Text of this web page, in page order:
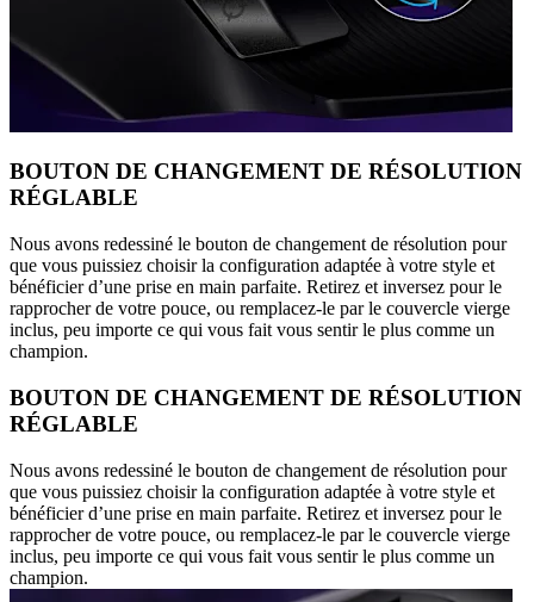
BOUTON DE CHANGEMENT DE RÉSOLUTION
RÉGLABLE
Nous avons redessiné le bouton de changement de résolution pour
que vous puissiez choisir la configuration adaptée à votre style et
bénéficier d’une prise en main parfaite. Retirez et inversez pour le
rapprocher de votre pouce, ou remplacez-le par le couvercle vierge
inclus, peu importe ce qui vous fait vous sentir le plus comme un
champion.
BOUTON DE CHANGEMENT DE RÉSOLUTION
RÉGLABLE
Nous avons redessiné le bouton de changement de résolution pour
que vous puissiez choisir la configuration adaptée à votre style et
bénéficier d’une prise en main parfaite. Retirez et inversez pour le
rapprocher de votre pouce, ou remplacez-le par le couvercle vierge
inclus, peu importe ce qui vous fait vous sentir le plus comme un
champion.